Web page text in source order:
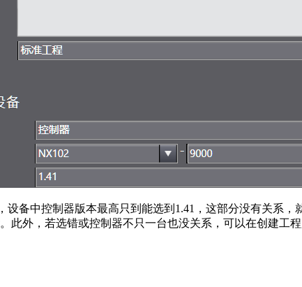
设备中控制器版本最高只到能选到1.41，这部分没有关系
此外，若选错或控制器不只一台也没关系，可以在创建工